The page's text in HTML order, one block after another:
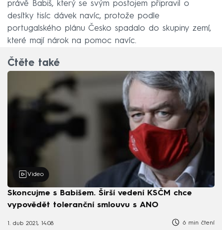
právě Babiš, který se svým postojem připravil o
desítky tisíc dávek navíc, protože podle
portugalského plánu Česko spadalo do skupiny zemí,
které mají nárok na pomoc navíc.
Čtěte také
Video
Skoncujme s Babišem. Širší vedení KSČM chce
vypovědět toleranční smlouvu s ANO
1. dub 2021, 14:08 6 min čtení